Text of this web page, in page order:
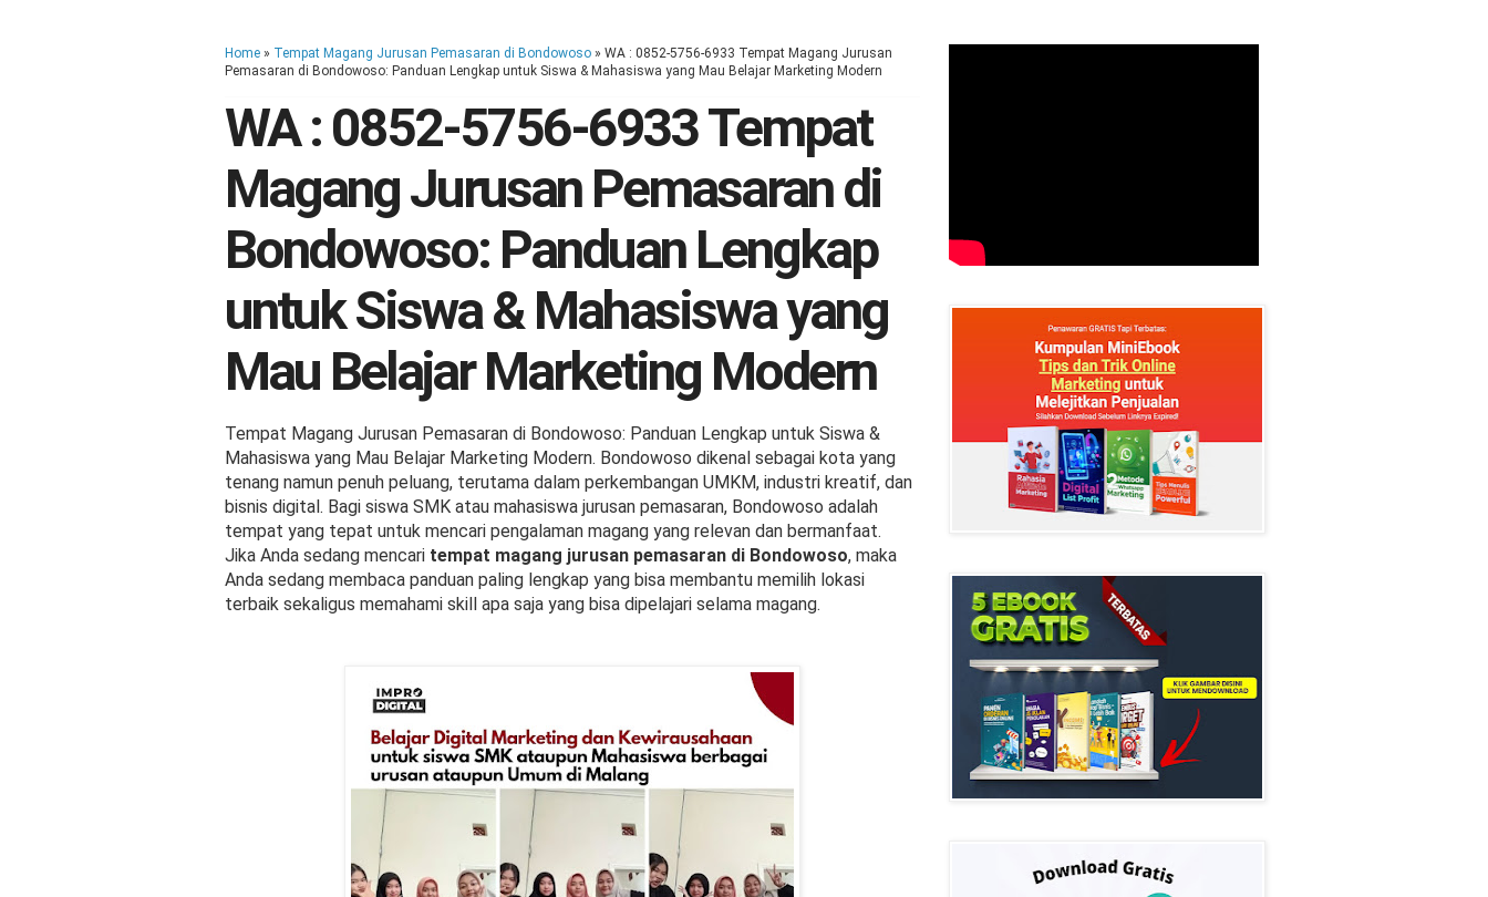
Home » Tempat Magang Jurusan Pemasaran di Bondowoso » WA : 0852-5756-6933 Tempat Magang Jurusan
Pemasaran di Bondowoso: Panduan Lengkap untuk Siswa & Mahasiswa yang Mau Belajar Marketing Modern
WA : 0852-5756-6933 Tempat
Magang Jurusan Pemasaran di
Bondowoso: Panduan Lengkap
untuk Siswa & Mahasiswa yang
Mau Belajar Marketing Modern
Tempat Magang Jurusan Pemasaran di Bondowoso: Panduan Lengkap untuk Siswa &
Mahasiswa yang Mau Belajar Marketing Modern. Bondowoso dikenal sebagai kota yang
tenang namun penuh peluang, terutama dalam perkembangan UMKM, industri kreatif, dan
bisnis digital. Bagi siswa SMK atau mahasiswa jurusan pemasaran, Bondowoso adalah
tempat yang tepat untuk mencari pengalaman magang yang relevan dan bermanfaat.
Jika Anda sedang mencari tempat magang jurusan pemasaran di Bondowoso, maka
Anda sedang membaca panduan paling lengkap yang bisa membantu memilih lokasi
terbaik sekaligus memahami skill apa saja yang bisa dipelajari selama magang.